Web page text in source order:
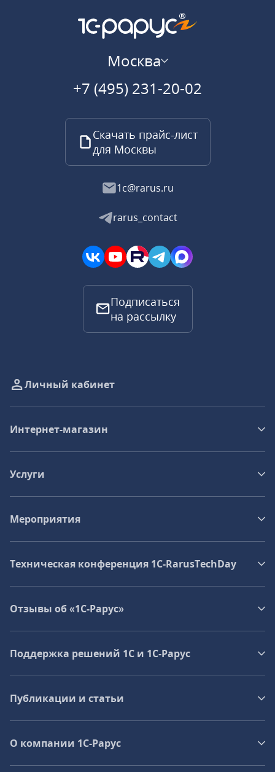
Москва
+7 (495) 231-20-02
Скачать прайс-лист
для Москвы
1c@rarus.ru
rarus_contact
Подписаться
на рассылку
Личный кабинет
Интернет-магазин
Услуги
Мероприятия
Техническая конференция 1C‑RarusTechDay
Отзывы об «1С-Рарус»
Поддержка решений 1С и 1С‑Рарус
Публикации и статьи
О компании 1C-Рарус